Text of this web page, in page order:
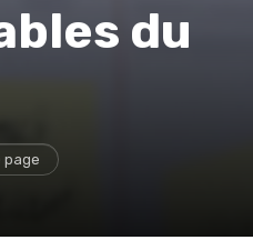
du
page